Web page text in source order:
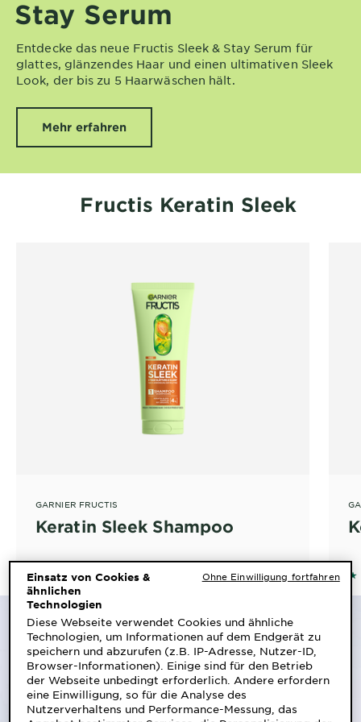
&
DIAGNOSTIK
ENTDECKEN
Inhaltsstoffe
Neu!
Bündchen
Garnier's Weg
Stay Serum
Entdecke das neue Fructis Sleek & Stay Serum für
glattes, glänzendes Haar und einen ultimativen Sleek
Look, der bis zu 5 Haarwäschen hält.
Mehr erfahren
Fructis Keratin Sleek
GARNIER FRUCTIS
Keratin Sleek Shampoo
4.492 out of 5 stars based on reviews
ALLE 187 BEWERTUNGEN ANZEIGEN
Einsatz von Cookies &
ähnlichen
Technologien
Diese Webseite verwendet Cookies und ähnliche
Technologien, um Informationen auf dem Endgerät zu
speichern und abzurufen (z.B. IP-Adresse, Nutzer-ID,
Browser-Informationen). Einige sind für den Betrieb
der Webseite unbedingt erforderlich. Andere erfordern
eine Einwilligung, so für die Analyse des
Nutzerverhaltens und Performance-Messung, das
Ohne Einwilligung fortfahren